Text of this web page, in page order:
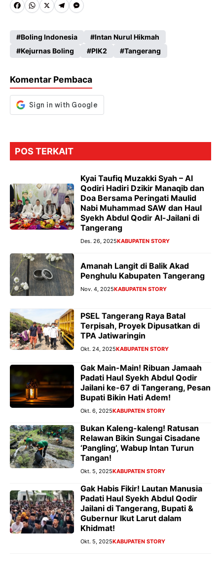
Fa
b
o
k
W
ts
A
p
X
Te
gr
a
M
se
n
er
Boling Indonesia
Intan Nurul Hikmah
Kejurnas Boling
PIK2 Tangerang
Komentar Pembaca
POS TERKAIT
Kyai Taufiq Muzakki Syah – Al
Qodiri Hadiri Dzikir Manaqib dan
Doa Bersama Peringati Maulid
Nabi Muhammad SAW dan Haul
Syekh Abdul Qodir Al-Jailani di
Tangerang
Des. 26, 2025KABUPATEN STORY
Amanah Langit di Balik Akad
Penghulu Kabupaten Tangerang
Nov. 4, 2025KABUPATEN STORY
PSEL Tangerang Raya Batal
Terpisah, Proyek Dipusatkan di
TPA Jatiwaringin
Okt. 24, 2025KABUPATEN STORY
Gak Main-Main! Ribuan Jamaah
Padati Haul Syekh Abdul Qodir
Jailani ke-67 di Tangerang, Pesan
Bupati Bikin Hati Adem!
Okt. 6, 2025KABUPATEN STORY
Bukan Kaleng-kaleng! Ratusan
Relawan Bikin Sungai Cisadane
‘Pangling’, Wabup Intan Turun
Tangan!
Okt. 5, 2025KABUPATEN STORY
Gak Habis Fikir! Lautan Manusia
Padati Haul Syekh Abdul Qodir
Jailani di Tangerang, Bupati &
Gubernur Ikut Larut dalam
Khidmat!
Okt. 5, 2025KABUPATEN STORY